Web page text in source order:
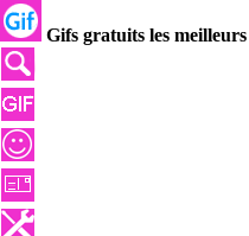
Gifs gratuits les